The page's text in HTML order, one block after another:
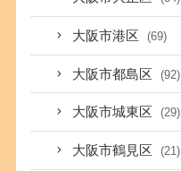
大阪市港区 (69)
大阪市都島区 (92)
大阪市城東区 (29)
大阪市鶴見区 (21)